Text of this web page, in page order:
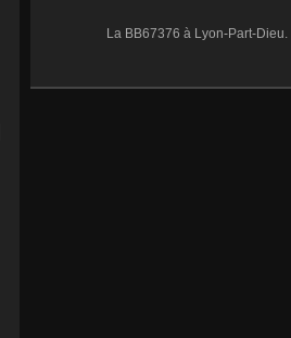
La BB67376 à Lyon-Part-Dieu.